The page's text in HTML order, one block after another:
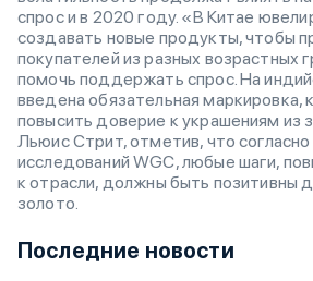
спрос и в 2020 году. «В Китае
создавать новые продукты, чтобы
покупателей из разных возрастных
помочь поддержать спрос. На
введена обязательная маркировка,
повысить доверие к украшениям из
Льюис Стрит, отметив, что
исследований WGC, любые шаги,
к отрасли, должны быть позитивны
золото.
Последние новости